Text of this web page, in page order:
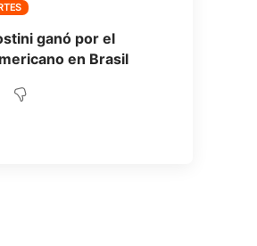
ganó por el
en Brasil